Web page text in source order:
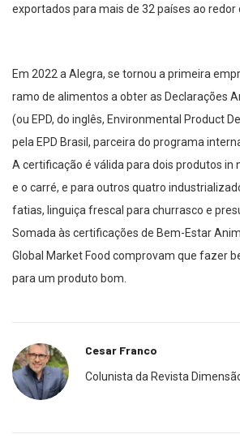
exportados para mais de 32 países ao redor
Em 2022 a Alegra, se tornou a primeira
ramo de alimentos a obter as Declarações
(ou EPD, do inglês, Environmental Product
pela EPD Brasil, parceira do programa
A certificação é válida para dois produtos in
e o carré, e para outros quatro
fatias, linguiça frescal para churrasco e
Somada às certificações de Bem-Estar
Global Market Food comprovam que fazer
para um produto bom.
Cesar Franco
Colunista da Revista